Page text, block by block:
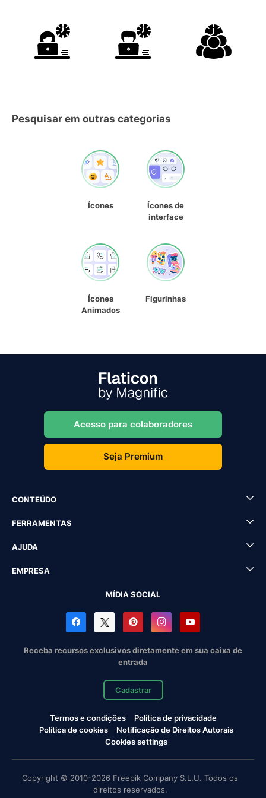
Pesquisar em outras categorias
Ícones
Ícones de
interface
Ícones
Animados
Figurinhas
Acesso para colaboradores
Seja Premium
CONTEÚDO
FERRAMENTAS
AJUDA
EMPRESA
MÍDIA SOCIAL
Receba recursos exclusivos diretamente em sua caixa de
entrada
Cadastrar
Termos e condições
Política de privacidade
Política de cookies
Notificação de Direitos Autorais
Cookies settings
Copyright © 2010-2026 Freepik Company S.L.U. Todos os
direitos reservados.